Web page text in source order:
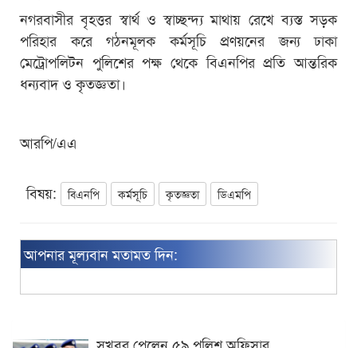
নগরবাসীর বৃহত্তর স্বার্থ ও স্বাচ্ছন্দ্য মাথায় রেখে ব্যস্ত সড়ক
পরিহার করে গঠনমূলক কর্মসূচি প্রণয়নের জন্য ঢাকা
মেট্রোপলিটন পুলিশের পক্ষ থেকে বিএনপির প্রতি আন্তরিক
ধন্যবাদ ও কৃতজ্ঞতা।
আরপি/এএ
বিষয়: বিএনপি কর্মসূচি কৃতজ্ঞতা ডিএমপি
আপনার মূল্যবান মতামত দিন: